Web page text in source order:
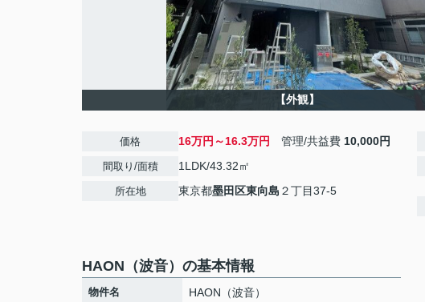
【外観】
価格 16万円～16.3万円 管理/共益費 10,000円
間取り/面積 1LDK/43.32㎡
所在地 東京都墨田区東向島 ２丁目37-5
HAON（波音）の基本情報
物件名 HAON（波音）